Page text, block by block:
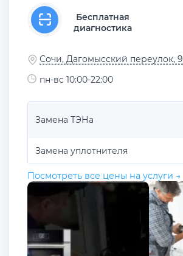
Бесплатная
диагностика
Сочи, Дагомысский переулок, 9
пн-вс 10:00-22:00
Замена ТЭНа
Замена уплотнителя
Посмотреть все цены на услуги →